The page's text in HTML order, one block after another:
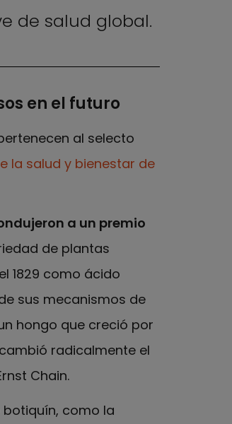
de salud global.
en el futuro
al selecto
la salud y bienestar de
a un premio
de plantas
1829 como ácido
sus mecanismos de
hongo que creció por
radicalmente el
Chain.
como la